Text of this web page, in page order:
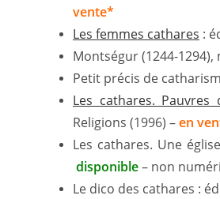
vente*
Les femmes cathares :
Montségur (1244-
Petit précis de
Les cathares.
Religions (1996) –en
Les cathares. Une
disponible– non
Le dico des cathares :